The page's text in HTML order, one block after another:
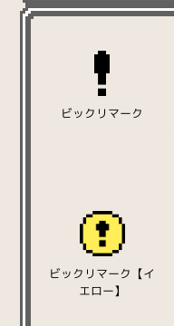
ビックリマーク
ビックリマーク【イ
エロー】